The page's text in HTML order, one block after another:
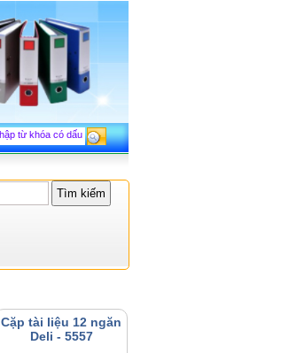
Cặp tài liệu 12 ngăn
Deli - 5557